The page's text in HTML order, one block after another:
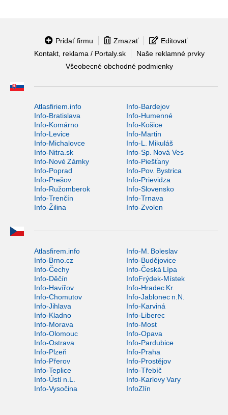
Pridať firmu Zmazať
Editovať
Kontakt, reklama / Portaly.sk
Naše reklamné prvky
Všeobecné obchodné podmienky
Atlasfiriem.info
Info-Bardejov
Info-Bratislava
Info-Humenné
Info-Komárno
Info-Košice
Info-Levice
Info-Martin
Info-Michalovce
Info-L. Mikuláš
Info-Nitra.sk
Info-Sp. Nová Ves
Info-Nové Zámky
Info-Piešťany
Info-Poprad
Info-Pov. Bystrica
Info-Prešov
Info-Prievidza
Info-Ružomberok
Info-Slovensko
Info-Trenčín
Info-Trnava
Info-Žilina
Info-Zvolen
Atlasfirem.info
Info-M. Boleslav
Info-Brno.cz
Info-Budějovice
Info-Čechy
Info-Česká Lípa
Info-Děčín
InfoFrýdek-Místek
Info-Havířov
Info-Hradec Kr.
Info-Chomutov
Info-Jablonec n.N.
Info-Jihlava
Info-Karviná
Info-Kladno
Info-Liberec
Info-Morava
Info-Most
Info-Olomouc
Info-Opava
Info-Ostrava
Info-Pardubice
Info-Plzeň
Info-Praha
Info-Přerov
Info-Prostějov
Info-Teplice
Info-Třebíč
Info-Ústí n.L.
Info-Karlovy Vary
Info-Vysočina
InfoZlín